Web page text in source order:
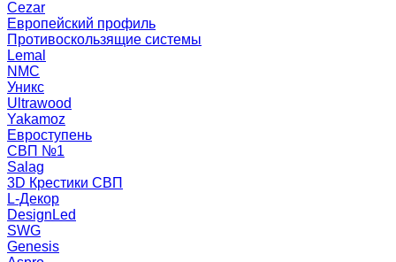
Cezar
Европейский профиль
Противоскользящие системы
Lemal
NMC
Уникс
Ultrawood
Yakamoz
Евроступень
СВП №1
Salag
3D Крестики СВП
L-Декор
DesignLed
SWG
Genesis